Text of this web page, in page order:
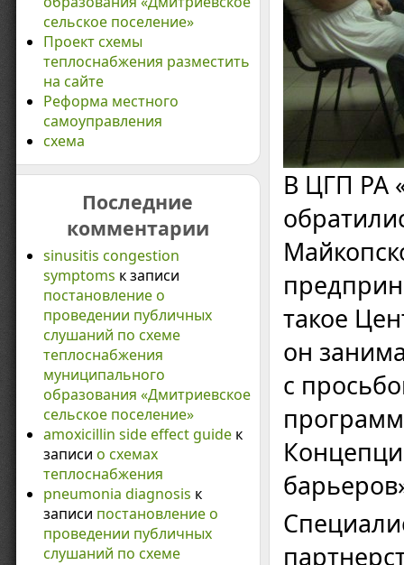
сельское поселение»
Проект схемы
теплоснабжения разместить
на сайте
Реформа местного
самоуправления
схема
Последние
комментарии
sinusitis congestion
symptoms к записи
постановление о
проведении публичных
слушаний по схеме
теплоснабжения
муниципального
образования «Дмитриевское
сельское поселение»
amoxicillin side effect guideк
записи о схемах
теплоснабжения
pneumonia diagnosis к
записи постановление о
проведении публичных
слушаний по схеме
В ЦГП РА
такое
он
с